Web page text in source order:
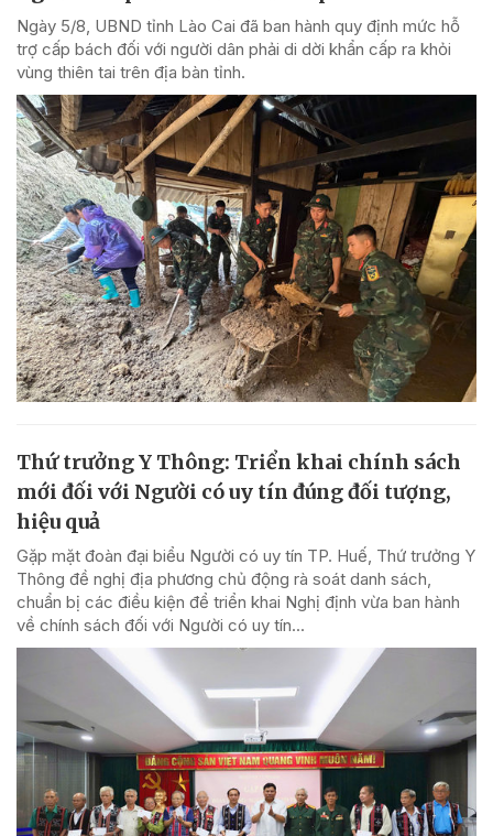
Ngày 5/8, UBND tỉnh Lào Cai đã ban hành quy định mức hỗ
trợ cấp bách đối với người dân phải di dời khẩn cấp ra khỏi
vùng thiên tai trên địa bàn tỉnh.
Thứ trưởng Y Thông: Triển khai chính sách
mới đối với Người có uy tín đúng đối tượng,
hiệu quả
Gặp mặt đoàn đại biểu Người có uy tín TP. Huế, Thứ trưởng Y
Thông đề nghị địa phương chủ động rà soát danh sách,
chuẩn bị các điều kiện để triển khai Nghị định vừa ban hành
về chính sách đối với Người có uy tín...